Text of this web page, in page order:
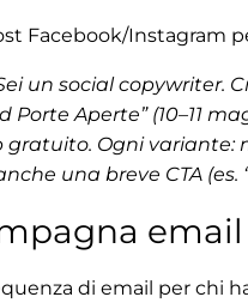
Facebook/Instagram
un social copywriter.
Porte Aperte” (10–11
gratuito. Ogni variante:
una breve CTA (es.
di email per chi